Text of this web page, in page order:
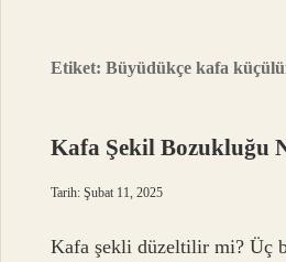
Etiket:Büyüdükçe kafa
Kafa Şekil Bozukluğu
Tarih: Şubat 11, 2025
Kafa şekli düzeltilir mi? Üç